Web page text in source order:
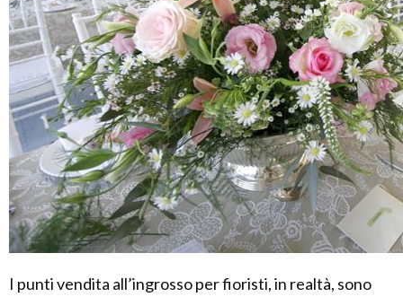
I punti vendita all’ingrosso per fioristi, in realtà, sono